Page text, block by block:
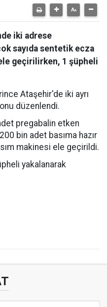
iki adrese
sayıda sentetik ecza
geçirilirken, 1 şüpheli
Ataşehir'de iki ayrı
düzenlendi.
pregabalin etken
bin adet basıma hazır
makinesi ele geçirildi.
yakalanarak